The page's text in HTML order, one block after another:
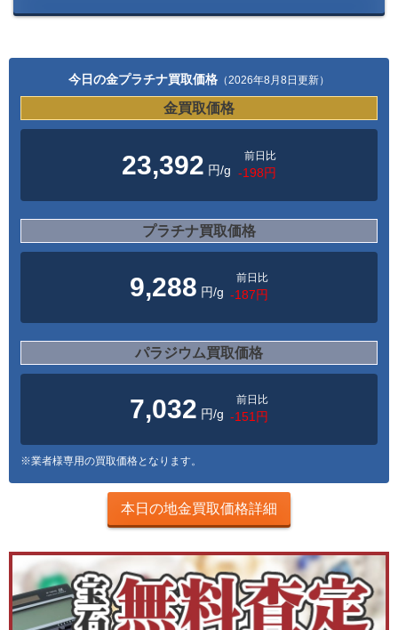
今日の金プラチナ買取価格 （2026年8月8日更新）
金買取価格
23,392 円/g
前日比
-198円
プラチナ買取価格
9,288 円/g
前日比
-187円
パラジウム買取価格
7,032 円/g
前日比
-151円
※業者様専用の買取価格となります。
本日の地金買取価格詳細